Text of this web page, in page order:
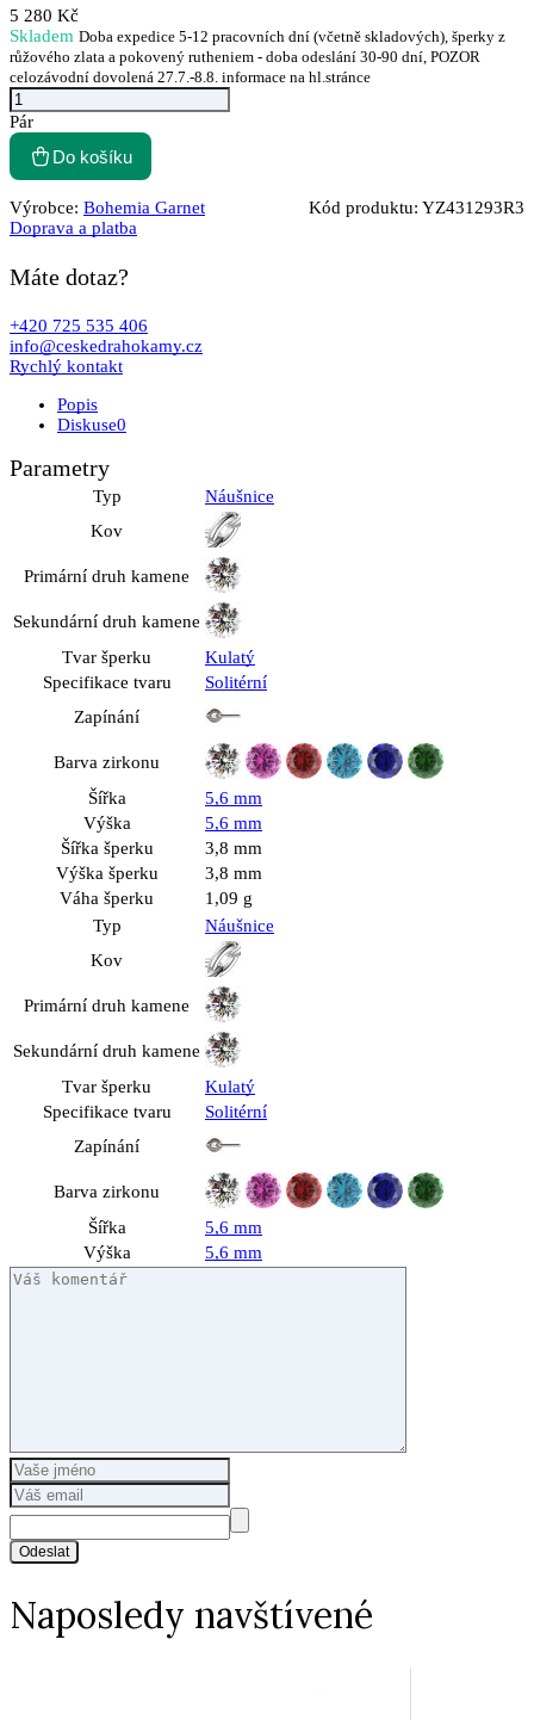
5 280 Kč
Skladem Doba expedice 5-12 pracovních dní (včetně skladových), šperky z
růžového zlata a pokovený rutheniem - doba odeslání 30-90 dní, POZOR
celozávodní dovolená 27.7.-8.8. informace na hl.stránce
Pár
Do košíku
Výrobce: Bohemia Garnet Kód produktu: YZ431293R3
Doprava a platba
Máte dotaz?
+420 725 535 406
info@ceskedrahokamy.cz
Rychlý kontakt
Popis
Diskuse0
Parametry
Typ
Náušnice
Kov
Primární druh kamene
Sekundární druh kamene
Tvar šperku
Kulatý
Specifikace tvaru
Solitérní
Zapínání
Barva zirkonu
Šířka
5,6 mm
Výška
5,6 mm
Šířka šperku
3,8 mm
Výška šperku
3,8 mm
Váha šperku
1,09 g
Typ
Náušnice
Kov
Primární druh kamene
Sekundární druh kamene
Tvar šperku
Kulatý
Specifikace tvaru
Solitérní
Zapínání
Barva zirkonu
Šířka
5,6 mm
Výška
5,6 mm
Odeslat
Naposledy navštívené